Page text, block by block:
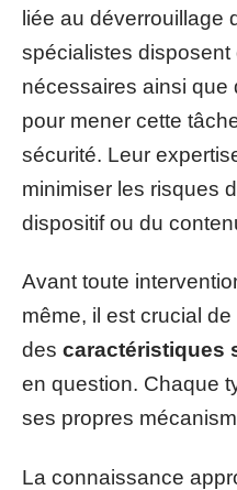
liée au déverrouillage
spécialistes
nécessaires ainsi que
pour mener cette
sécurité. Leur
minimiser les risques
dispositif ou du
Avant toute
même, il est crucial
des caractéristiques
en question. Chaque
ses propres
La connaissance